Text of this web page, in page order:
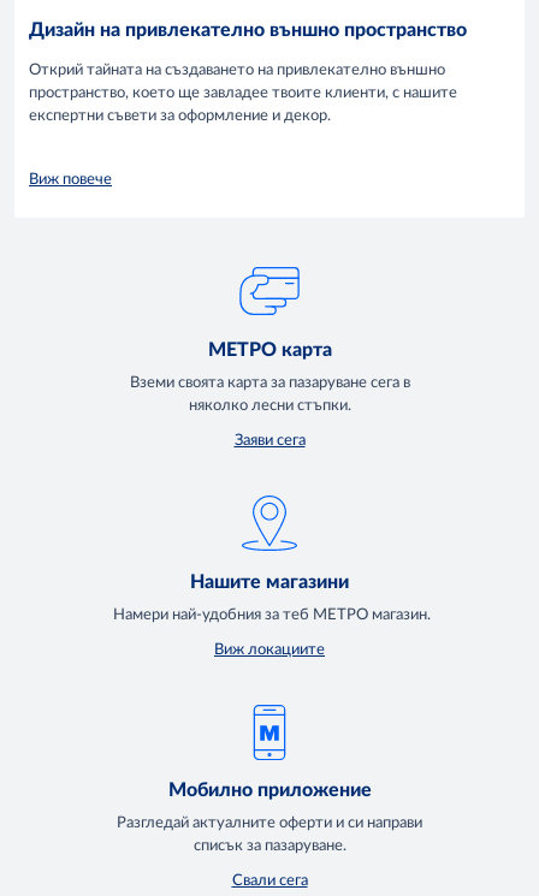
Дизайн на привлекателно външно пространство
Открий тайната на създаването на привлекателно външно
пространство, което ще завладее твоите клиенти, с нашите
експертни съвети за оформление и декор.
Виж повече
МЕТРО карта
Вземи своята карта за пазаруване сега в
няколко лесни стъпки.
Заяви сега
Нашите магазини
Намери най-удобния за теб МЕТРО магазин.
Виж локациите
Мобилно приложение
Разгледай актуалните оферти и си направи
списък за пазаруване.
Свали сега